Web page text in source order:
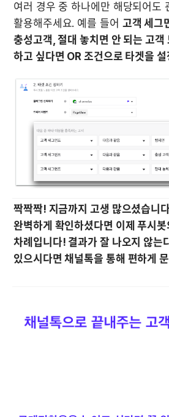
여러 경우 중 하나에만 해당되어도
활용해주세요. 예를 들어 고객 세그
충성고객, 절대 놓치면 안 되는 고객
하고 싶다면 OR 조건으로 타겟을
짝짝짝! 지금까지 고생 많으셨습니
완벽하게 확인하셨다면 이제 푸시
차례입니다! 결과가 잘 나오지 않는
있으시다면 채널톡을 통해 편하게